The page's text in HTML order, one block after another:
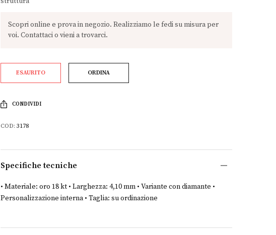
ESAURITO ORDINA
CONDIVIDI
COD: 3178
Specifiche tecniche
• Materiale: oro 18 kt • Larghezza: 4,10 mm • Variante con diamante •
Personalizzazione interna • Taglia: su ordinazione